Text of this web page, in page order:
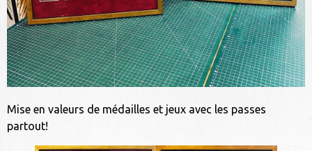
Mise en valeurs de médailles et jeux avec les passes
partout!